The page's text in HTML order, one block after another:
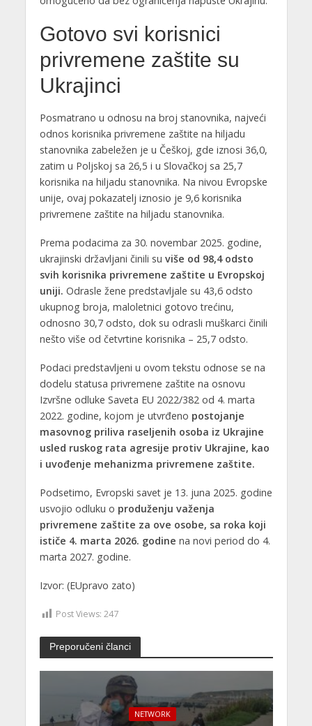
Gotovo svi korisnici
privremene zaštite su
Ukrajinci
Posmatrano u odnosu na broj stanovnika, najveći
odnos korisnika privremene zaštite na hiljadu
stanovnika zabeležen je u Češkoj, gde iznosi 36,0,
zatim u Poljskoj sa 26,5 i u Slovačkoj sa 25,7
korisnika na hiljadu stanovnika. Na nivou Evropske
unije, ovaj pokazatelj iznosio je 9,6 korisnika
privremene zaštite na hiljadu stanovnika.
Prema podacima za 30. novembar 2025. godine,
ukrajinski državljani činili su više od 98,4 odsto
svih korisnika privremene zaštite u Evropskoj
uniji. Odrasle žene predstavljale su 43,6 odsto
ukupnog broja, maloletnici gotovo trećinu,
odnosno 30,7 odsto, dok su odrasli muškarci činili
nešto više od četvrtine korisnika – 25,7 odsto.
Podaci predstavljeni u ovom tekstu odnose se na
dodelu statusa privremene zaštite na osnovu
Izvršne odluke Saveta EU 2022/382 od 4. marta
2022. godine, kojom je utvrđeno postojanje
masovnog priliva raseljenih osoba iz Ukrajine
usled ruskog rata agresije protiv Ukrajine, kao
i uvođenje mehanizma privremene zaštite.
Podsetimo, Evropski savet je 13. juna 2025. godine
usvojio odluku o produženju važenja
privremene zaštite za ove osobe, sa roka koji
ističe 4. marta 2026. godine na novi period do 4.
marta 2027. godine.
Izvor: (EUpravo zato)
Post Views: 247
Preporučeni članci
NETWORK